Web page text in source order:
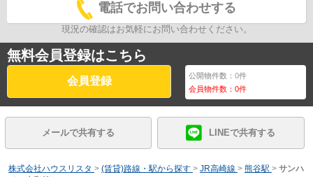
電話でお問い合わせする
現況の確認はお気軽にお問い合わせください。
無料会員登録はこちら
会員登録 公開物件数：0件
会員物件数：0件
メールで共有する LINEで共有する
株式会社ハウスリスタ > (賃貸)路線・駅から探す > JR高崎線 > 熊谷駅 > サンハ